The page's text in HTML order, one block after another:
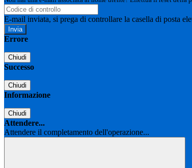
E-mail inviata, si prega di controllare la casella di posta
Errore
Chiudi
Successo
Chiudi
Informazione
Chiudi
Attendere...
Attendere il completamento dell'operazione...